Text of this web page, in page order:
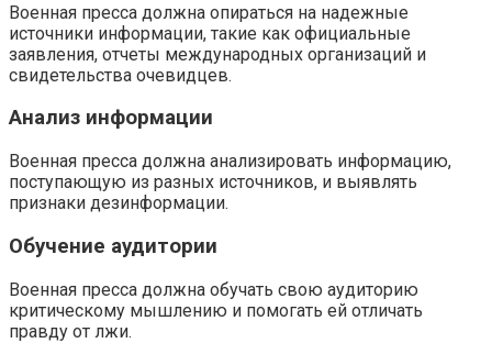
Военная пресса должна опираться на надежные
источники информации, такие как официальные
заявления, отчеты международных организаций и
свидетельства очевидцев.
Анализ информации
Военная пресса должна анализировать информацию,
поступающую из разных источников, и выявлять
признаки дезинформации.
Обучение аудитории
Военная пресса должна обучать свою аудиторию
критическому мышлению и помогать ей отличать
правду от лжи.